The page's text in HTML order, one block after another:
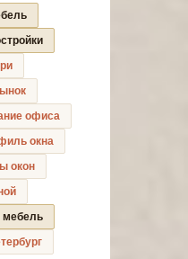
офиса
окна
окон
мебель